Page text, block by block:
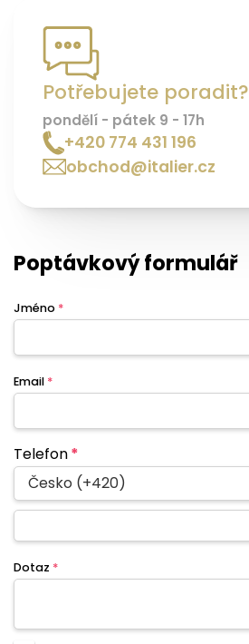
Potřebujete poradit?
pondělí - pátek 9 - 17h
+420 774 431 196
obchod@italier.cz
Poptávkový formulář
Jméno *
Email *
Telefon*
Česko (+420)
Dotaz *